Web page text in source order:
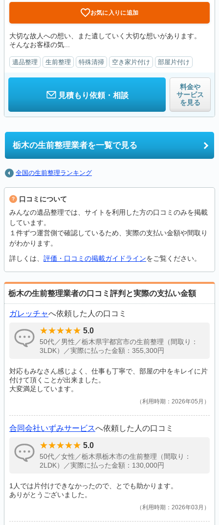
お気に入りに追加
大切な故人への想い、また遺していく大切な想いがあります。
そんなお客様の気...
遺品整理 生前整理 特殊清掃 空き家片付け 部屋片付け
見積もり依頼・相談
料金や
サービス
を見る
栃木の生前整理業者を一覧で見る
全国の生前整理ランキング
口コミについて
みんなの遺品整理では、サイトを利用した方の口コミのみを掲載
しています。
１件ずつ運営側で確認しているため、実際の支払い金額や間取り
がわかります。
詳しくは、 評価・口コミの掲載ガイドラインをご覧ください。
栃木の生前整理業者の口コミ評判と実際の支払い金額
ガレッチャへ依頼した人の口コミ
5.0
50代／男性／栃木県宇都宮市の生前整理（間取り：
3LDK）／実際に払った金額：355,300円
対応もみなさん感じよく、仕事も丁寧で、部屋の中をキレイに片
付けて頂くことが出来ました。
大変満足しています。
利用時期：2026年05月
合同会社いずみサービスへ依頼した人の口コミ
5.0
50代／女性／栃木県栃木市の生前整理（間取り：
2LDK）／実際に払った金額：130,000円
1人では片付けできなかったので、とでも助かります。
ありがとうございました。
利用時期：2026年03月